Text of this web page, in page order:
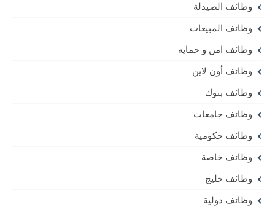
وظائف الصيدلة
وظائف المبيعات
وظائف امن و حمايه
وظائف أون لاين
وظائف بنوك
وظائف جامعات
وظائف حكومية
وظائف خاصة
وظائف خليج
وظائف دولية